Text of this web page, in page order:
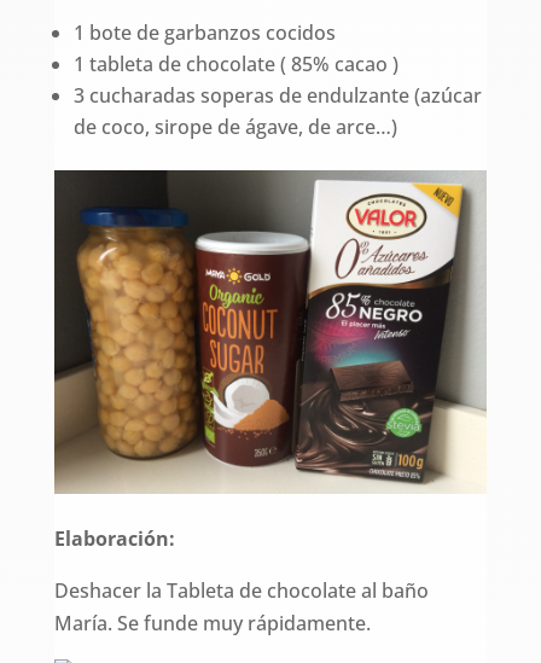
1 bote de garbanzos cocidos
1 tableta de chocolate ( 85% cacao )
3 cucharadas soperas de endulzante (azúcar
de coco, sirope de ágave, de arce…)
Elaboración:
Deshacer la Tableta de chocolate al baño
María. Se funde muy rápidamente.